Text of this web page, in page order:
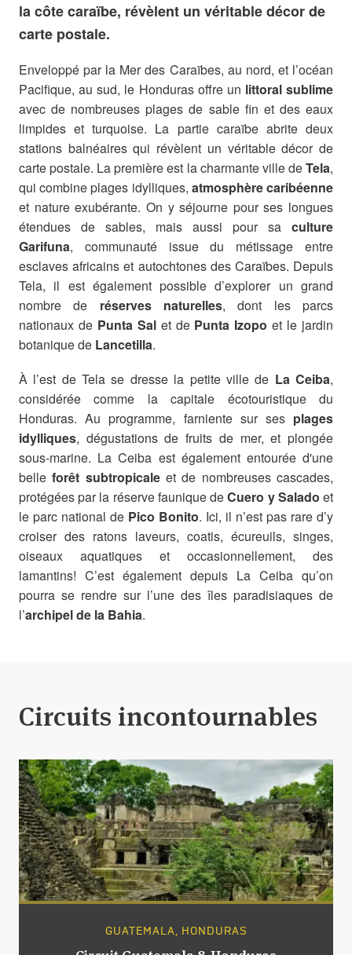
la côte caraïbe, révèlent un véritable décor de
carte postale.
Enveloppé par la Mer des Caraïbes, au nord, et l’océan
Pacifique, au sud, le Honduras offre un littoral sublime
avec de nombreuses plages de sable fin et des eaux
limpides et turquoise. La partie caraïbe abrite deux
stations balnéaires qui révèlent un véritable décor de
carte postale. La première est la charmante ville deTela,
qui combine plages idylliques, atmosphère caribéenne
et nature exubérante. On y séjourne pour ses longues
étendues de sables, mais aussi pour sa culture
Garifuna, communauté issue du métissage entre
esclaves africains et autochtones des Caraïbes. Depuis
Tela, il est également possible d’explorer un grand
nombre de réserves naturelles, dont les parcs
nationaux de Punta Salet de Punta Izopo et le jardin
botanique de Lancetilla.
À l’est de Tela se dresse la petite ville de La Ceiba,
considérée comme la capitale écotouristique du
Honduras. Au programme, farniente sur ses plages
idylliques, dégustations de fruits de mer, et plongée
sous-marine. La Ceiba est également entourée d'une
belleforêt subtropicaleet de nombreuses cascades,
protégées par la réserve faunique deCuero y Salado et
le parc national de Pico Bonito. Ici, il n’est pas rare d’y
croiser des ratons laveurs, coatis, écureuils, singes,
oiseaux aquatiques et occasionnellement, des
lamantins! C’est également depuis La Ceiba qu’on
pourra se rendre sur l’une des îles paradisiaques de
l’archipel de la Bahia.
Circuits incontournables
GUATEMALA, HONDURAS